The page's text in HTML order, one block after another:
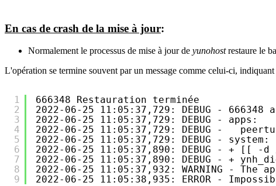
En cas de crash de la mise à jour:
Normalement le processus de mise à jour de yunohostrestaure le
L'opération se termine souvent par un message comme celui-ci,
1
2
3
4
5
6
7
8
9
666348 Restauration terminée
2022-06-25 11:05:37,729: DEBUG -
2022-06-25 11:05:37,729: DEBUG - apps:
2022-06-25 11:05:37,729: DEBUG -
2022-06-25 11:05:37,729: DEBUG - system:
2022-06-25 11:05:37,890: DEBUG - + [[ -d
2022-06-25 11:05:37,890: DEBUG - +
2022-06-25 11:05:37,932: WARNING -
2022-06-25 11:05:38,935: ERROR -